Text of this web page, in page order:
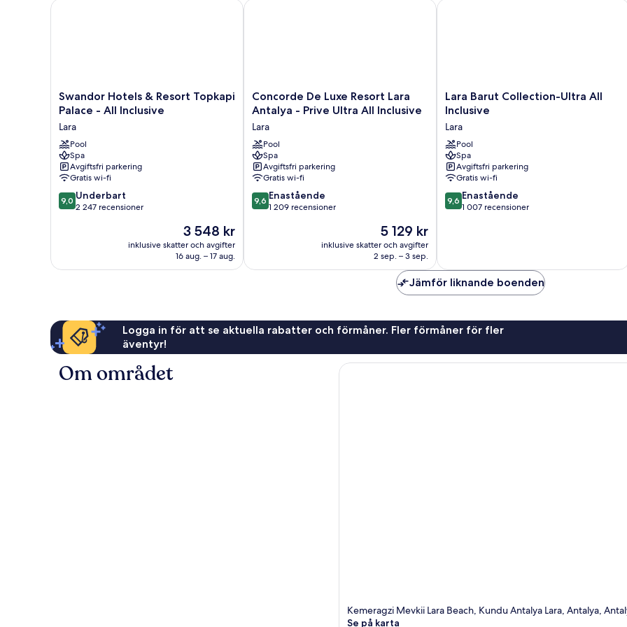
Swandor
Hotels
Resort
Topkapi
Palace
-
All
Inclusive
Lara
Swandor Hotels & Resort Topkapi
Palace - All Inclusive
Lara
Pool
Spa
Avgiftsfri parkering
Gratis wi-fi
9.0
av
2 247 recensioner
9,0 Underbart
2 247 recensioner
Priset
är
3 548 kr
3 548 kr
inklusive skatter och avgifter
16 aug. – 17 aug.
Swandor Hotels & Resort Topkapi Palace - All Inclusive
Concorde
De
Resort
Lara
Antalya
-
Prive
Ultra
All
Concorde De Luxe Resort Lara
Antalya - Prive Ultra All Inclusive
Lara
Pool
Spa
Avgiftsfri parkering
Gratis wi-fi
9.6
av
1 209 recensioner
9,6 Enastående
1 209 recensioner
Priset
är
5 129 kr
5 129 kr
inklusive skatter och avgifter
2 sep. – 3 sep.
Concorde De Luxe Resort Lara Antalya - Prive Ultra All Inclusive
Lara
Barut
Ultra
All
Inclusive
Lara
Lara Barut Collection-Ultra All
Inclusive
Lara
Pool
Spa
Avgiftsfri parkering
Gratis wi-fi
9.6
av
9,6 Enastående
1 007 recensioner
Lara Barut Collection-Ultra All
Jämför liknande boenden
Logga in för att se aktuella rabatter och förmåner. Fler förmåner för fler
äventyr!
Om området
Kemeragzi Mevkii Lara Beach, Kundu Antalya Lara, Antalya,
Se på karta